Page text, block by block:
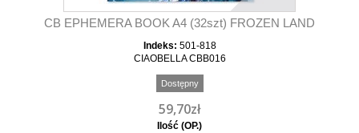
CB EPHEMERA BOOK A4 (32szt) FROZEN LAND
Indeks: 501-818
CIAOBELLA CBB016
Dostępny
59,70zł
Ilość (OP.)